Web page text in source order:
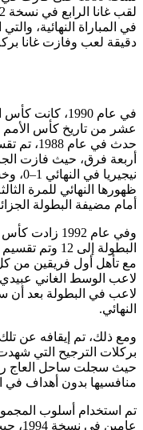
دقيقة لعب وفازت غانا
عشر من تاريخ كأس الأمم
حدث في
أربعة فرق، حيث فازت
ظهورها النهائي للمرة
أمام مضيفة البطولة
وفي عام 1992
البطولة إلى
مع تأهل أول فريقين من كل
لاعب الوسط الغاني
لاعب في البطولة بعد أن
النهائي.
ومع ذلك، تم إيقافه عن
حيث سجلت ساحل العاج
منافسيها بدون أهداف في